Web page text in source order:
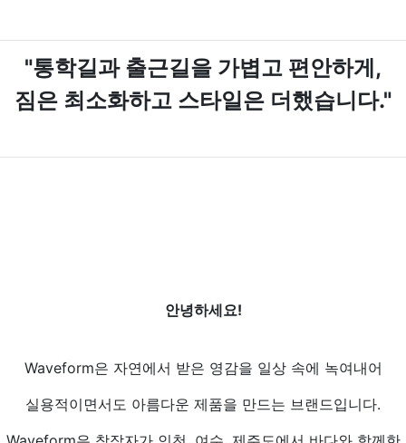
"통학길과 출근길을 가볍고 편안하게,
짐은 최소화하고 스타일은 더했습니다."
안녕하세요!
Waveform은 자연에서 받은 영감을 일상 속에 녹여내어
실용적이면서도 아름다운 제품을 만드는 브랜드입니다.